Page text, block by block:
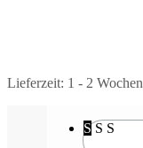
Lieferzeit: 1 - 2 Wochen
S S S